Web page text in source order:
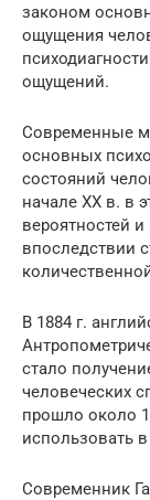
законом
ощущения
ощущений.
Современные
основных
состояний
начале ХХ в. в
вероятностей
впоследствии
В 1884 г.
стало
человеческих
прошло около
использовать
Современник